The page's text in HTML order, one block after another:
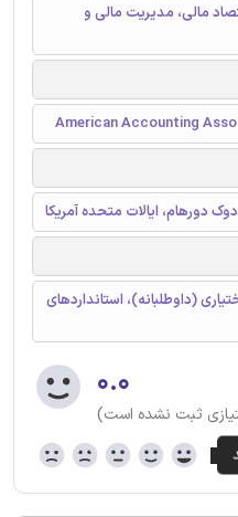
مالی، مدیریت مالی و
(داوطلبانه)، استانداردهای
۰.۰
ثبت نشده است)